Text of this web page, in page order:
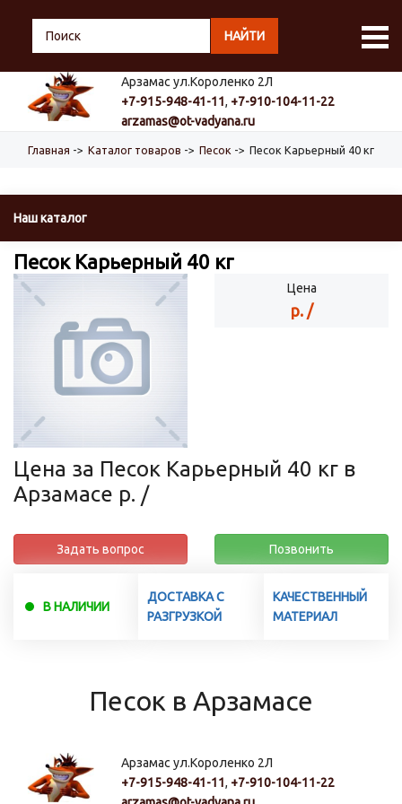
НАЙТИ
Арзамас ул.Короленко 2Л
+7-915-948-41-11, +7-910-104-11-22
arzamas@ot-vadyana.ru
Главная -> Каталог товаров -> Песок -> Песок Карьерный 40 кг
Наш каталог
Песок Карьерный 40 кг
Цена
р. /
Цена за Песок Карьерный 40 кг в
Арзамасе р. /
Задать вопрос Позвонить
В НАЛИЧИИ
ДОСТАВКА С
РАЗГРУЗКОЙ
КАЧЕСТВЕННЫЙ
МАТЕРИАЛ
Песок в Арзамасе
Арзамас ул.Короленко 2Л
+7-915-948-41-11, +7-910-104-11-22